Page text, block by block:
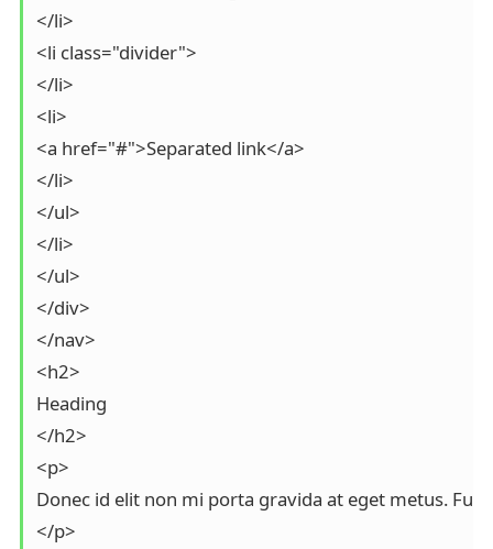
</li>
<li class="divider">
</li>
<li>
<a href="#">Separated link</a>
</li>
</ul>
</li>
</ul>
</div>
</nav>
<h2>
Heading
</h2>
<p>
Donec id elit non mi porta gravida at eget metus.
</p>